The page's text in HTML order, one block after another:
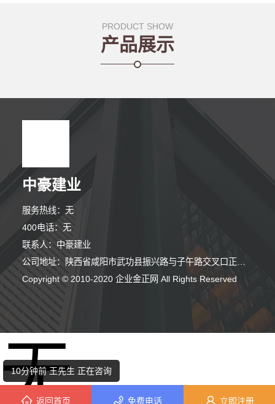
PRODUCT SHOW
产品展示
中豪建业
服务热线：无
400电话：无
联系人：中豪建业
Copyright © 2010-2020 企业金正网 All Rights Reserved
8分钟前 顾小姐 正在咨询
4分钟前 吴先生 正在咨询
10分钟前 王先生 正在咨询
返回首页 免费电话 立即注册
无